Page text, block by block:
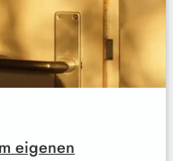
eigenen